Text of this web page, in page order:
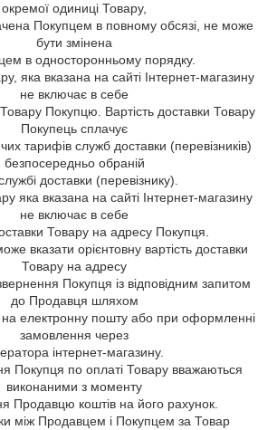
окремої одиниці Товару,
Покупцем в повному обсязі, не може
бути змінена
в односторонньому порядку.
яка вказана на сайті Інтернет-магазину
не включає в себе
Товару Покупцю. Вартість доставки Товару
Покупець сплачує
тарифів служб доставки (перевізників)
безпосередньо обраній
доставки (перевізнику).
яка вказана на сайті Інтернет-магазину
не включає в себе
Товару на адресу Покупця.
вказати орієнтовну вартість доставки
Товару на адресу
Покупця із відповідним запитом
до Продавця шляхом
на електронну пошту або при оформленні
замовлення через
інтернет-магазину.
Покупця по оплаті Товару вважаються
виконаними з моменту
Продавцю коштів на його рахунок.
між Продавцем і Покупцем за Товар